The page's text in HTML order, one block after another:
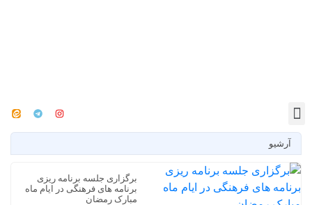
آرشیو
برگزاری جلسه برنامه ریزی
برنامه های فرهنگی در ایام ماه
مبارک رمضان